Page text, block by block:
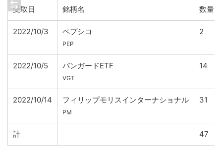
受取日 銘柄名 数量
2022/10/3 ペプシコ
PEP
2
2022/10/5 バンガードETF
VGT
14
2022/10/14 フィリップモリスインターナショナル
PM
31
計 47